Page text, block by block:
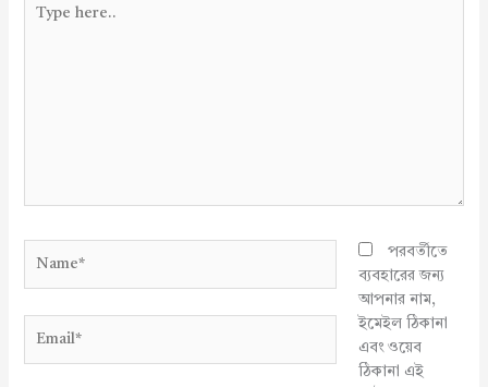
here..
পরবর্তীতে
ব্যবহারের জন্য
আপনার নাম,
ইমেইল ঠিকানা
এবং ওয়েব
ঠিকানা এই